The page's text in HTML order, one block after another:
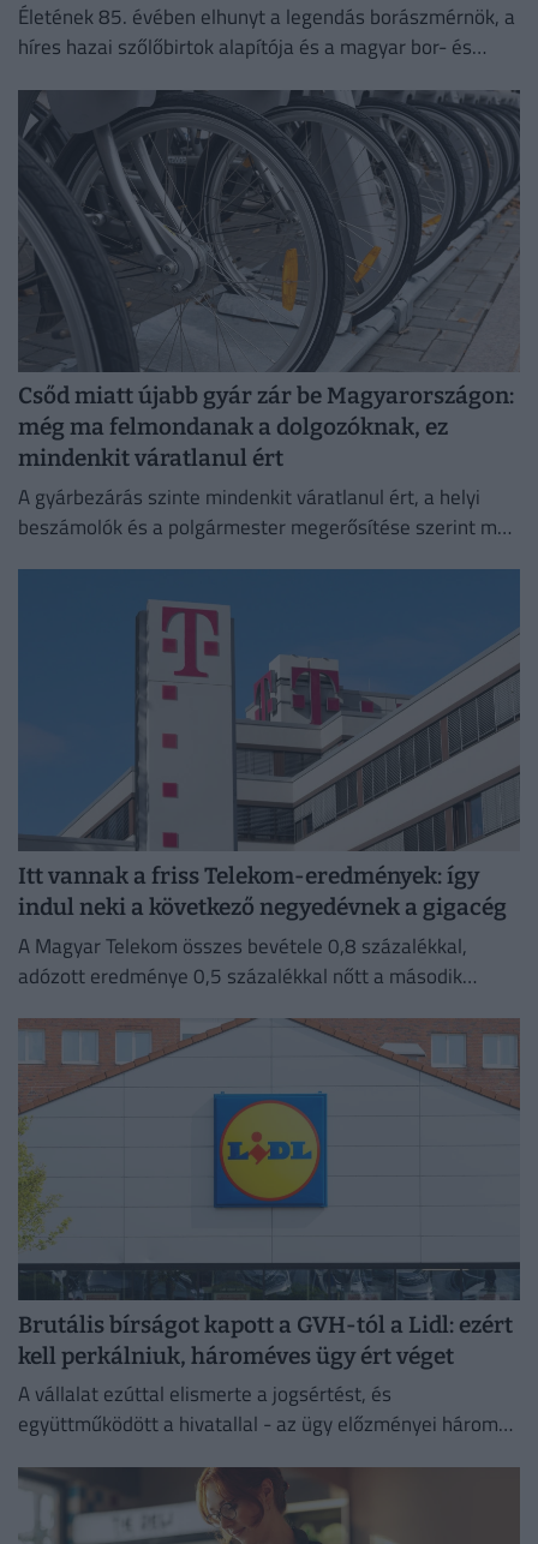
Életének 85. évében elhunyt a legendás borászmérnök, a
híres hazai szőlőbirtok alapítója és a magyar bor- és
Csőd miatt újabb gyár zár be Magyarországon:
még ma felmondanak a dolgozóknak, ez
mindenkit váratlanul ért
A gyárbezárás szinte mindenkit váratlanul ért, a helyi
beszámolók és a polgármester megerősítése szerint még
Itt vannak a friss Telekom-eredmények: így
indul neki a következő negyedévnek a gigacég
A Magyar Telekom összes bevétele 0,8 százalékkal,
adózott eredménye 0,5 százalékkal nőtt a második
Brutális bírságot kapott a GVH-tól a Lidl: ezért
kell perkálniuk, hároméves ügy ért véget
A vállalat ezúttal elismerte a jogsértést, és
együttműködött a hivatallal - az ügy előzményei három